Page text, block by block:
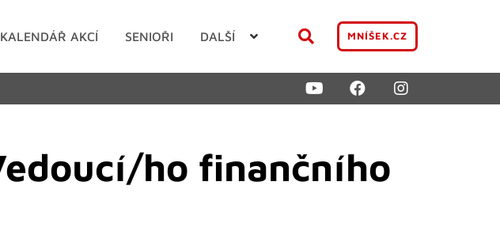
KALENDÁŘ AKCÍ SENIOŘI DALŠÍ MNÍŠEK.CZ
ho finančního